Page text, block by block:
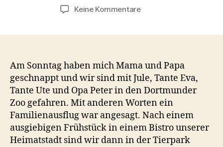
Keine Kommentarezu
Erlebnis
für
die
ganze
Familie
Am Sonntag haben mich Mama und Papa
geschnappt und wir sind mit Jule, Tante Eva,
Tante Ute und Opa Peter in den Dortmunder
Zoo gefahren. Mit anderen Worten ein
Familienausflug war angesagt. Nach einem
ausgiebigen Frühstück in einem Bistro unserer
Heimatstadt sind wir dann in der Tierpark